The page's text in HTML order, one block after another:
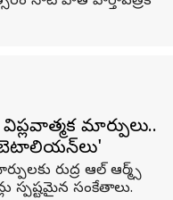
మార్పులు..
బెటాలియన్‌లు'
రుద్ర ఆల్‌ ఆర్మ్స్‌
స్పష్టమైన సంకేతాలు.